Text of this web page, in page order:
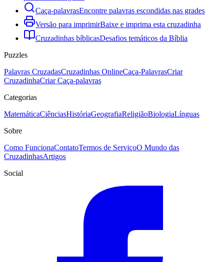
Caça-palavrasEncontre palavras escondidas nas grades
Versão para imprimirBaixe e imprima esta cruzadinha
Cruzadinhas bíblicasDesafios temáticos da Bíblia
Puzzles
Palavras CruzadasCruzadinhas OnlineCaça-PalavrasCriar
CruzadinhaCriar Caça-palavras
Categorias
MatemáticaCiênciasHistóriaGeografiaReligiãoBiologiaLínguas
Sobre
Como FuncionaContatoTermos de ServiçoO Mundo das
CruzadinhasArtigos
Social